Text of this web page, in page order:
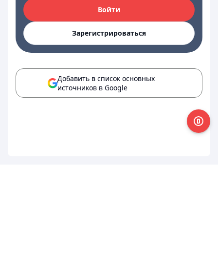
Войти
Зарегистрироваться
Добавить в список основных
источников в Google